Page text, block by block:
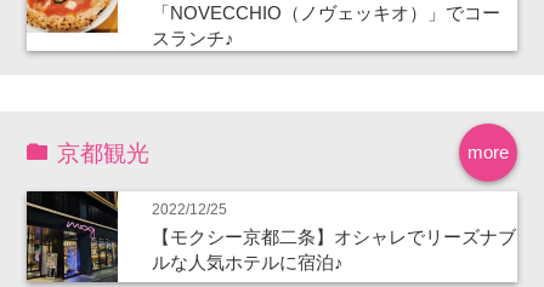
「NOVECCHIO（ノヴェッキオ）」でコー
スランチ♪
more
京都観光
2022/12/25
【モクシー京都二条】オシャレでリーズナブ
ルな人気ホテルに宿泊♪